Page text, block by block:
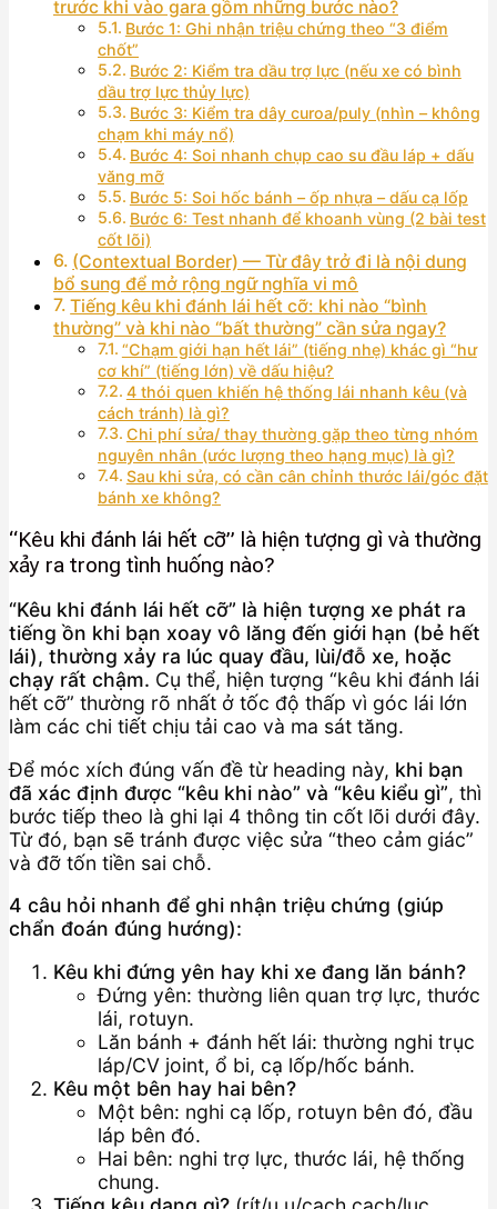
trước khi vào gara gồm những bước nào?
Bước 1: Ghi nhận triệu chứng theo “3 điểm
chốt”
Bước 2: Kiểm tra dầu trợ lực (nếu xe có bình
dầu trợ lực thủy lực)
Bước 3: Kiểm tra dây curoa/puly (nhìn – không
chạm khi máy nổ)
Bước 4: Soi nhanh chụp cao su đầu láp + dấu
văng mỡ
Bước 5: Soi hốc bánh – ốp nhựa – dấu cạ lốp
Bước 6: Test nhanh để khoanh vùng (2 bài test
cốt lõi)
(Contextual Border) — Từ đây trở đi là nội dung
bổ sung để mở rộng ngữ nghĩa vi mô
Tiếng kêu khi đánh lái hết cỡ: khi nào “bình
thường” và khi nào “bất thường” cần sửa ngay?
“Chạm giới hạn hết lái” (tiếng nhẹ) khác gì “hư
cơ khí” (tiếng lớn) về dấu hiệu?
4 thói quen khiến hệ thống lái nhanh kêu (và
cách tránh) là gì?
Chi phí sửa/ thay thường gặp theo từng nhóm
nguyên nhân (ước lượng theo hạng mục) là gì?
Sau khi sửa, có cần cân chỉnh thước lái/góc đặt
bánh xe không?
“Kêu khi đánh lái hết cỡ” là hiện tượng gì và thường
xảy ra trong tình huống nào?
“Kêu khi đánh lái hết cỡ” là hiện tượng xe phát ra
tiếng ồn khi bạn xoay vô lăng đến giới hạn (bẻ hết
lái), thường xảy ra lúc quay đầu, lùi/đỗ xe, hoặc
chạy rất chậm. Cụ thể, hiện tượng “kêu khi đánh lái
hết cỡ” thường rõ nhất ở tốc độ thấp vì góc lái lớn
làm các chi tiết chịu tải cao và ma sát tăng.
Để móc xích đúng vấn đề từ heading này, khi bạn
đã xác định được “kêu khi nào” và “kêu kiểu gì”, thì
bước tiếp theo là ghi lại 4 thông tin cốt lõi dưới đây.
Từ đó, bạn sẽ tránh được việc sửa “theo cảm giác”
và đỡ tốn tiền sai chỗ.
4 câu hỏi nhanh để ghi nhận triệu chứng (giúp
chẩn đoán đúng hướng):
Kêu khi đứng yên hay khi xe đang lăn bánh?
Đứng yên: thường liên quan trợ lực, thước
lái, rotuyn.
Lăn bánh + đánh hết lái: thường nghi trục
láp/CV joint, ổ bi, cạ lốp/hốc bánh.
Kêu một bên hay hai bên?
Một bên: nghi cạ lốp, rotuyn bên đó, đầu
láp bên đó.
Hai bên: nghi trợ lực, thước lái, hệ thống
chung.